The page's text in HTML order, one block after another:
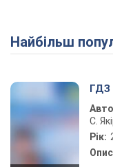
Найбільш
ГДЗ
С.
Рік: